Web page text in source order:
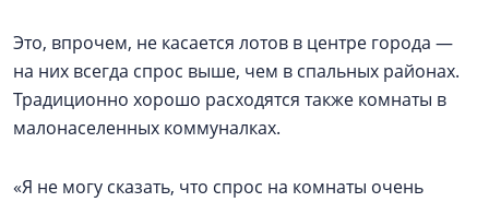
Это, впрочем, не касается лотов в центре города —
на них всегда спрос выше, чем в спальных районах.
Традиционно хорошо расходятся также комнаты в
малонаселенных коммуналках.
«Я не могу сказать, что спрос на комнаты очень